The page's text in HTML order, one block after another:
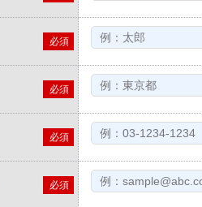
必須
必須
必須
必須